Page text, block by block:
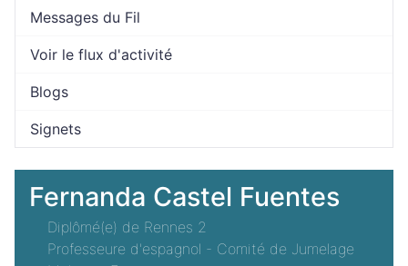
Messages du Fil
Voir le flux d'activité
Blogs
Signets
Fernanda Castel Fuentes
Diplômé(e) de Rennes 2
Professeure d'espagnol - Comité de Jumelage